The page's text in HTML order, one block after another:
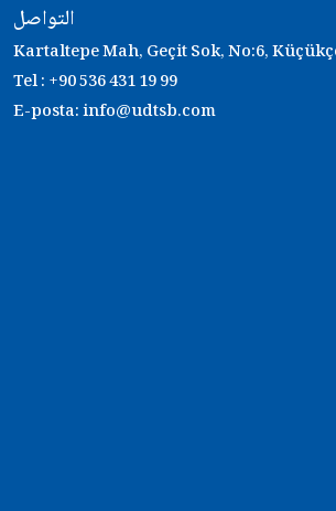
التواصل
Kartaltepe Mah, Geçit Sok, No:6,
Tel : +90 536 431 19 99
E-posta:info@udtsb.com